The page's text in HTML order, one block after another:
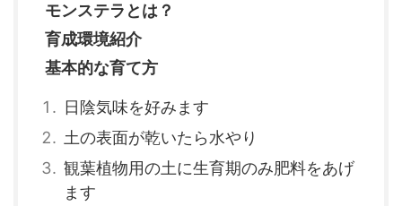
モンステラとは？
育成環境紹介
基本的な育て方
日陰気味を好みます
土の表面が乾いたら水やり
観葉植物用の土に生育期のみ肥料をあげ
ます